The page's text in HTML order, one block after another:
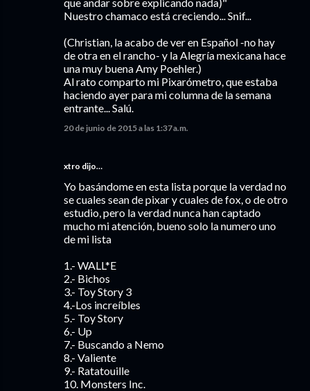
Nuestro chamaco está creciendo... Snif...
(Christian, la acabo de ver en Español -no hay
de otra en el rancho- y la Alegría mexicana hace
una muy buena Amy Poehler.)
Al rato comparto mi Pixarómetro, que estaba
haciendo ayer para mi columna de la semana
entrante... Salú.
20 de junio de 2015 a las 1:37 a.m.
xtro dijo…
Yo basándome en esta lista porque la verdad no
se cuales sean de pixar y cuales de fox, o de otro
estudio, pero la verdad nunca han captado
mucho mi atención, bueno solo la numero uno
de mi lista
1.- WALL*E
2.- Bichos
3.- Toy Story 3
4.-Los increíbles
5.- Toy Story
6.- Up
7.- Buscando a Nemo
8.- Valiente
9.- Ratatouille
10. Monsters Inc.